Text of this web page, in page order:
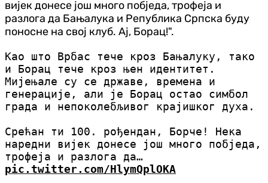
вијек донесе још много побједа, трофеја и
разлога да Бањалука и Република Српска буду
поносне на свој клуб. Ај, Борац!".
Као што Врбас тече кроз Бањалуку, тако
и Борац тече кроз њен идентитет.
Мијењале су се државе, времена и
генерације, али је Борац остао симбол
града и непоколебљивог крајишког духа.
Срећан ти 100. рођендан, Борче! Нека
наредни вијек донесе још много побједа,
трофеја и разлога да…
pic.twitter.com/HlymQplOKA